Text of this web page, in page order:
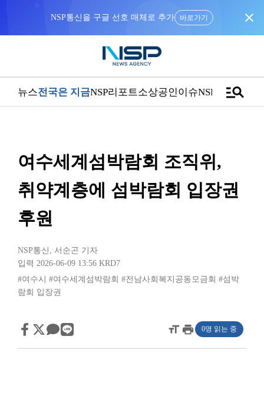
NSP통신을 구글 선호 매체로 추가 바로가기 close
뉴스전국은 지금NSP리포트소상공인이슈NSPTVmanage_search
여수세계섬박람회 조직위,
취약계층에 섬박람회 입장권
후원
NSP통신 , 서순곤 기자
입력 2026-06-09 13:56 KRD7
#여수시
#여수세계섬박람회 #전남사회복지공동모금회 #섬박
람회 입장권
format_sizeprint 0명 읽는 중